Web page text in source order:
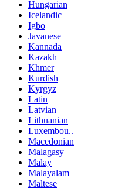
Hungarian
Icelandic
Igbo
Javanese
Kannada
Kazakh
Khmer
Kurdish
Kyrgyz
Latin
Latvian
Lithuanian
Luxembou..
Macedonian
Malagasy
Malay
Malayalam
Maltese